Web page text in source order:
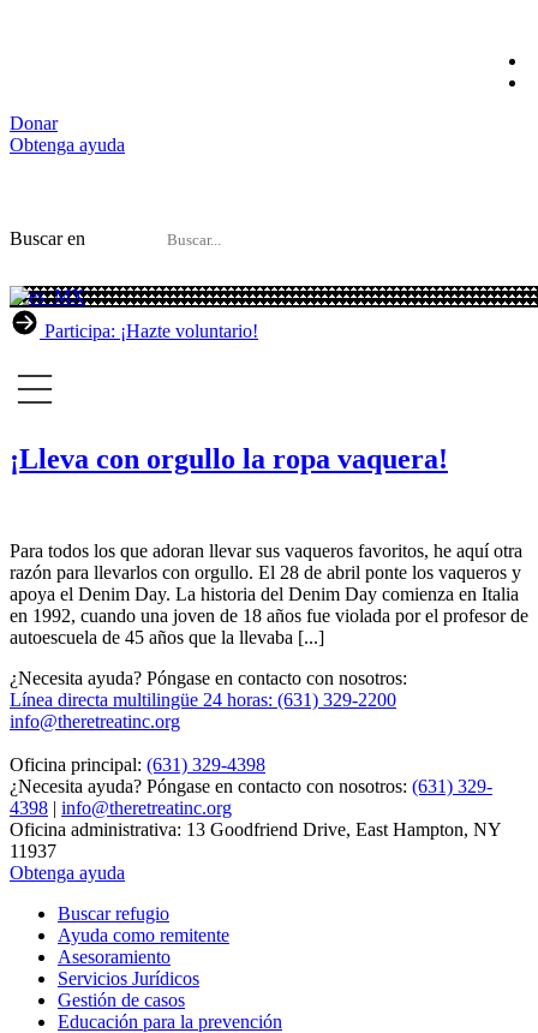
Donar
Obtenga ayuda
Buscar en
Participa: ¡Hazte voluntario!
¡Lleva con orgullo la ropa vaquera!
Para todos los que adoran llevar sus vaqueros favoritos, he aquí otra
razón para llevarlos con orgullo. El 28 de abril ponte los vaqueros y
apoya el Denim Day. La historia del Denim Day comienza en Italia
en 1992, cuando una joven de 18 años fue violada por el profesor de
autoescuela de 45 años que la llevaba [...]
¿Necesita ayuda? Póngase en contacto con nosotros:
Línea directa multilingüe 24 horas: (631) 329-2200
info@theretreatinc.org
Oficina principal: (631) 329-4398
¿Necesita ayuda? Póngase en contacto con nosotros: (631) 329-
4398 | info@theretreatinc.org
Oficina administrativa: 13 Goodfriend Drive, East Hampton, NY
11937
Obtenga ayuda
Buscar refugio
Ayuda como remitente
Asesoramiento
Servicios Jurídicos
Gestión de casos
Educación para la prevención